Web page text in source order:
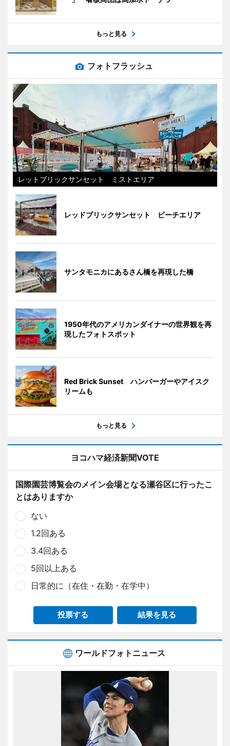
もっと見る
フォトフラッシュ
レットブリックサンセット ミストエリア
レッドブリックサンセット ビーチエリア
サンタモニカにあるさん橋を再現した橋
1950年代のアメリカンダイナーの世界観を再
現したフォトスポット
Red Brick Sunset ハンバーガーやアイスク
リームも
もっと見る
ヨコハマ経済新聞VOTE
国際園芸博覧会のメイン会場となる瀬谷区に行ったこ
とはありますか
ない
1.2回ある
3.4回ある
5回以上ある
日常的に（在住・在勤・在学中）
投票する 結果を見る
ワールドフォトニュース